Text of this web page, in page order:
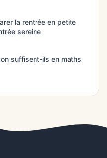
la rentrée en petite
sereine
suffisent-ils en maths